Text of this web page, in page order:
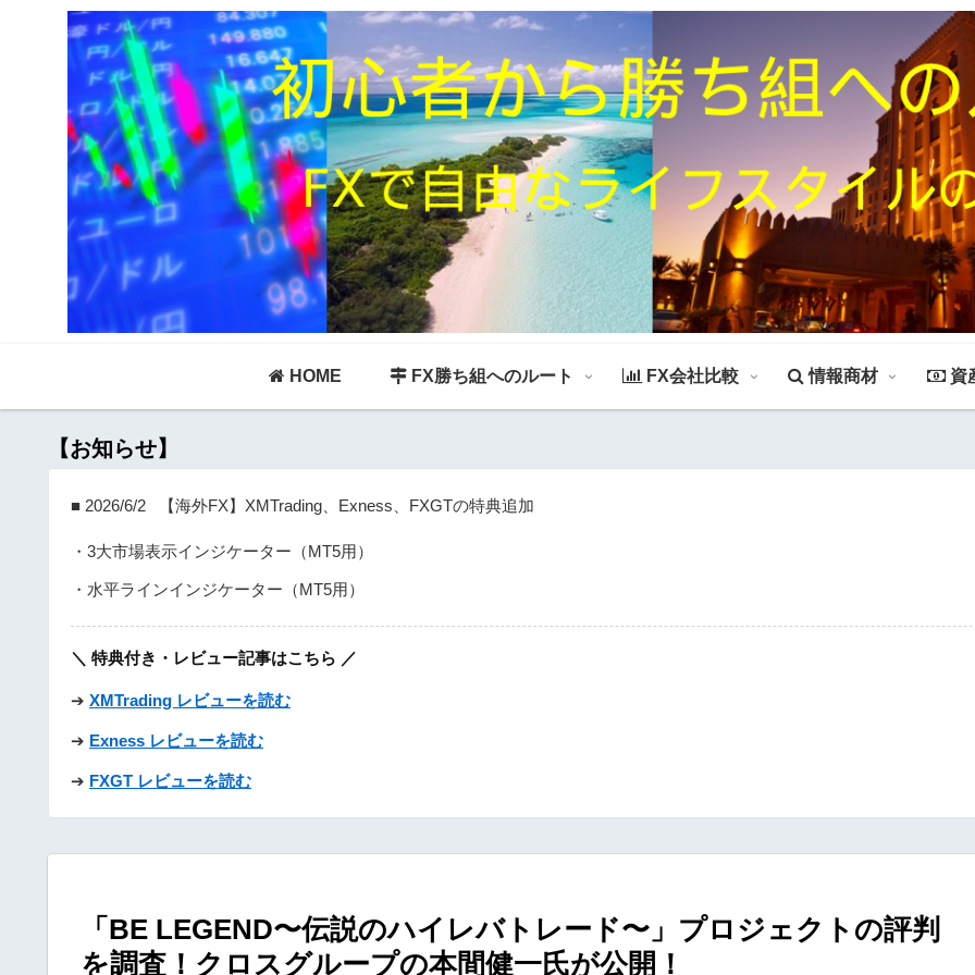
HOME FX勝ち組へのルート FX会社比較 情報商材 資
【お知らせ】
■ 2026/6/2 【海外FX】XMTrading、Exness、FXGTの特典追加
・3大市場表示インジケーター（MT5用）
・水平ラインインジケーター（MT5用）
＼ 特典付き・レビュー記事はこちら ／
➔ XMTrading レビューを読む
➔ Exness レビューを読む
➔ FXGT レビューを読む
「BE LEGEND〜伝説のハイレバトレード〜」プロジェクトの評判
を調査！クロスグループの本間健一氏が公開！